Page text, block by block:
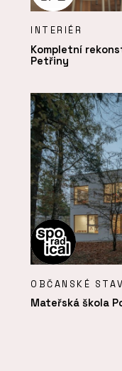
INTERIÉR
Kompletní
Petřiny
OBČANSKÉ
Mateřská škola